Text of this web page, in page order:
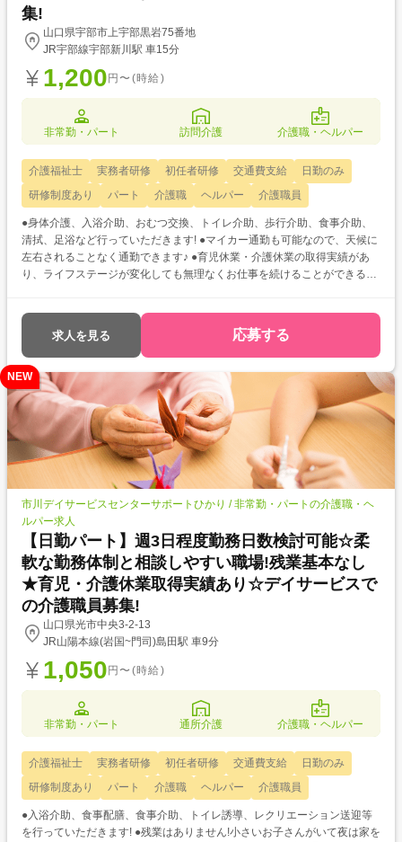
集!
山口県宇部市上宇部黒岩75番地
JR宇部線宇部新川駅 車15分
1,200 円〜(時給)
非常勤・パート 訪問介護 介護職・ヘルパー
介護福祉士 実務者研修 初任者研修 交通費支給
日勤のみ
研修制度あり
パート 介護職 ヘルパー 介護職員
●身体介護、入浴介助、おむつ交換、トイレ介助、歩行介助、食事介助、
清拭、足浴など行っていただきます! ●マイカー通勤も可能なので、天候に
左右されることなく通勤できます♪ ●育児休業・介護休業の取得実績があ
り、ライフステージが変化しても無理なくお仕事を続けることができる環
求人を見る 応募する
NEW
市川デイサービスセンターサポートひかり / 非常勤・パートの介護職・ヘ
ルパー求人
【日勤パート】週3日程度勤務日数検討可能☆柔
軟な勤務体制と相談しやすい職場!残業基本なし
★育児・介護休業取得実績あり☆デイサービスで
の介護職員募集!
山口県光市中央3-2-13
JR山陽本線(岩国~門司)島田駅 車9分
1,050 円〜(時給)
非常勤・パート 通所介護 介護職・ヘルパー
介護福祉士 実務者研修 初任者研修 交通費支給
日勤のみ
研修制度あり
パート 介護職 ヘルパー 介護職員
●入浴介助、食事配膳、食事介助、トイレ誘導、レクリエーション送迎等
を行っていただきます! ●残業はありません!小さいお子さんがいて夜は家を